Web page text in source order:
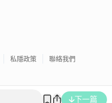
下一篇
私隱政策 聯絡我們